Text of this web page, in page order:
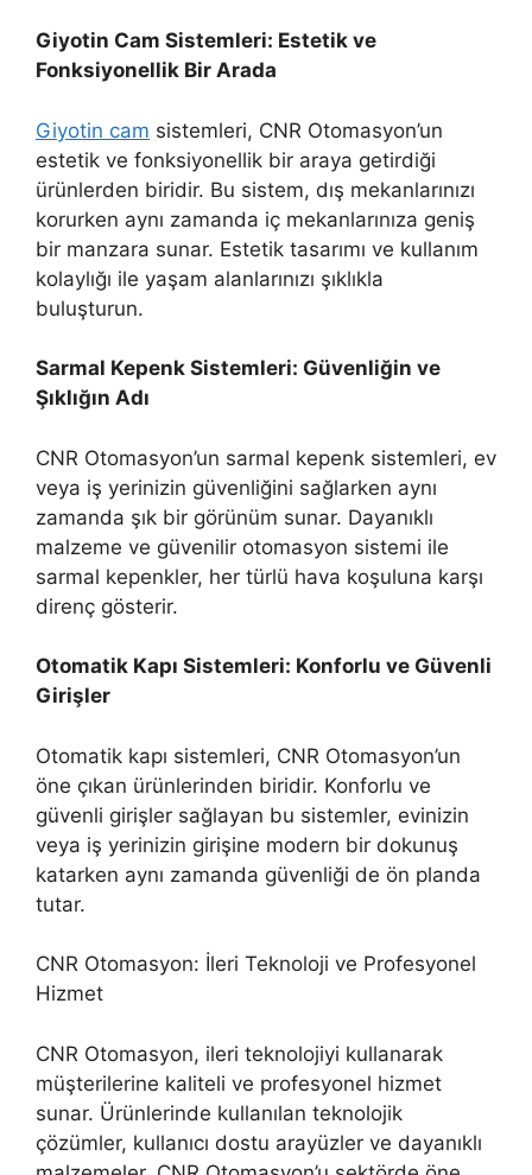
Giyotin Cam Sistemleri: Estetik ve
Fonksiyonellik Bir Arada
Giyotin cam sistemleri, CNR Otomasyon’un
estetik ve fonksiyonellik bir araya getirdiği
ürünlerden biridir. Bu sistem, dış mekanlarınızı
korurken aynı zamanda iç mekanlarınıza geniş
bir manzara sunar. Estetik tasarımı ve kullanım
kolaylığı ile yaşam alanlarınızı şıklıkla
buluşturun.
Sarmal Kepenk Sistemleri: Güvenliğin ve
Şıklığın Adı
CNR Otomasyon’un sarmal kepenk sistemleri, ev
veya iş yerinizin güvenliğini sağlarken aynı
zamanda şık bir görünüm sunar. Dayanıklı
malzeme ve güvenilir otomasyon sistemi ile
sarmal kepenkler, her türlü hava koşuluna karşı
direnç gösterir.
Otomatik Kapı Sistemleri: Konforlu ve Güvenli
Girişler
Otomatik kapı sistemleri, CNR Otomasyon’un
öne çıkan ürünlerinden biridir. Konforlu ve
güvenli girişler sağlayan bu sistemler, evinizin
veya iş yerinizin girişine modern bir dokunuş
katarken aynı zamanda güvenliği de ön planda
tutar.
CNR Otomasyon: İleri Teknoloji ve Profesyonel
Hizmet
CNR Otomasyon, ileri teknolojiyi kullanarak
müşterilerine kaliteli ve profesyonel hizmet
sunar. Ürünlerinde kullanılan teknolojik
çözümler, kullanıcı dostu arayüzler ve dayanıklı